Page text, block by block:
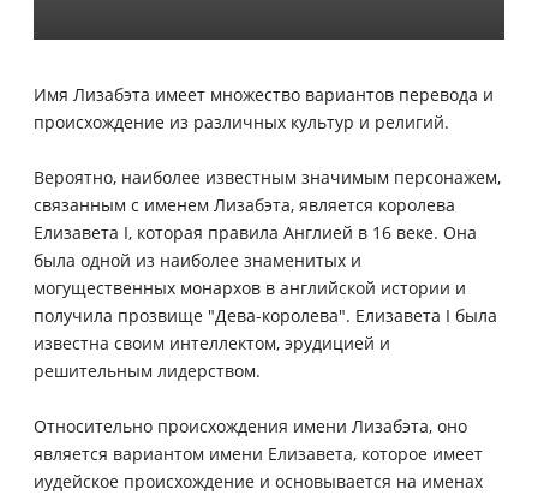
Имя Лизабэта имеет множество вариантов перевода и
происхождение из различных культур и религий.
Вероятно, наиболее известным значимым персонажем,
связанным с именем Лизабэта, является королева
Елизавета I, которая правила Англией в 16 веке. Она
была одной из наиболее знаменитых и
могущественных монархов в английской истории и
получила прозвище "Дева-королева". Елизавета I была
известна своим интеллектом, эрудицией и
решительным лидерством.
Относительно происхождения имени Лизабэта, оно
является вариантом имени Елизавета, которое имеет
иудейское происхождение и основывается на именах